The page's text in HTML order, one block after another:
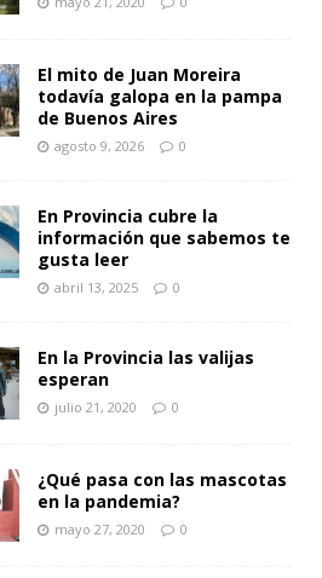
El mito de Juan Moreira
todavía galopa en la pampa
de Buenos Aires
agosto 9, 2026 0
En Provincia cubre la
información que sabemos te
gusta leer
abril 13, 2025 0
En la Provincia las valijas
esperan
julio 21, 2020 0
¿Qué pasa con las mascotas
en la pandemia?
mayo 27, 2020 0